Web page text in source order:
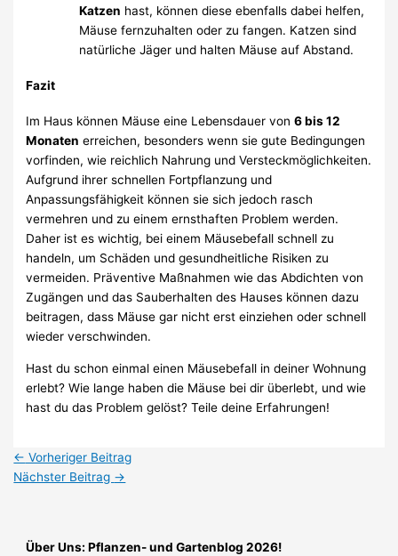
Katzen hast, können diese ebenfalls dabei helfen,
Mäuse fernzuhalten oder zu fangen. Katzen sind
natürliche Jäger und halten Mäuse auf Abstand.
Fazit
Im Haus können Mäuse eine Lebensdauer von6 bis 12
Monaten erreichen, besonders wenn sie gute Bedingungen
vorfinden, wie reichlich Nahrung und Versteckmöglichkeiten.
Aufgrund ihrer schnellen Fortpflanzung und
Anpassungsfähigkeit können sie sich jedoch rasch
vermehren und zu einem ernsthaften Problem werden.
Daher ist es wichtig, bei einem Mäusebefall schnell zu
handeln, um Schäden und gesundheitliche Risiken zu
vermeiden. Präventive Maßnahmen wie das Abdichten von
Zugängen und das Sauberhalten des Hauses können dazu
beitragen, dass Mäuse gar nicht erst einziehen oder schnell
wieder verschwinden.
Hast du schon einmal einen Mäusebefall in deiner Wohnung
erlebt? Wie lange haben die Mäuse bei dir überlebt, und wie
hast du das Problem gelöst? Teile deine Erfahrungen!
← Vorheriger Beitrag
Nächster Beitrag →
Über Uns: Pflanzen- und Gartenblog 2026!